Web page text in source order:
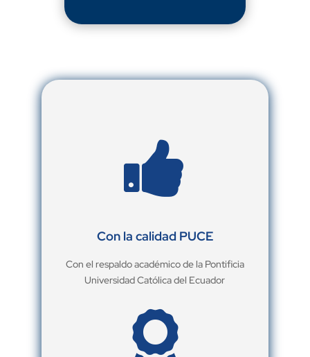

Con la calidad PUCE
Con el respaldo académico de la Pontificia
Universidad Católica del Ecuador
